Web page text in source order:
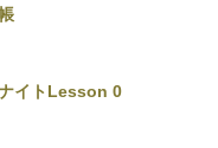
イトLesson 0